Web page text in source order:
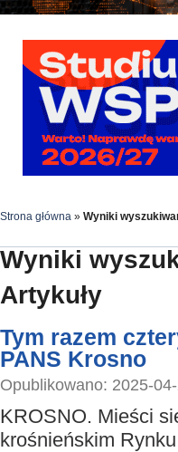
Strona główna » Wyniki
Wyniki
Artykuły
Tym razem
PANS Krosno
Opublikowano: 2025-
KROSNO. Mieści
krośnieńskim